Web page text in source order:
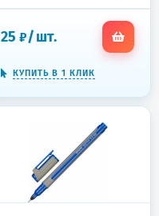
25 ₽/шт.
КУПИТЬ В 1 КЛИК